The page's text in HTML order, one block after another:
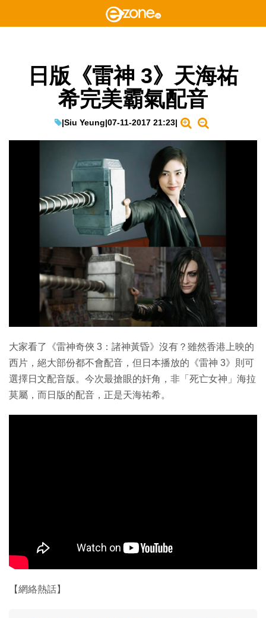
日版《雷神 3》天海祐
希完美霸氣配音
|Siu Yeung|07-11-2017 21:23|
大家看了《雷神奇俠 3：諸神黃昏》沒有？雖然香港上映的
西片，絕大部份都不會配音，但日本播放的《雷神 3》則可
選擇日文配音版。今次最搶眼的奸角，非「死亡女神」海拉
莫屬，而日版的配音，正是天海祐希。
【網絡熱話】